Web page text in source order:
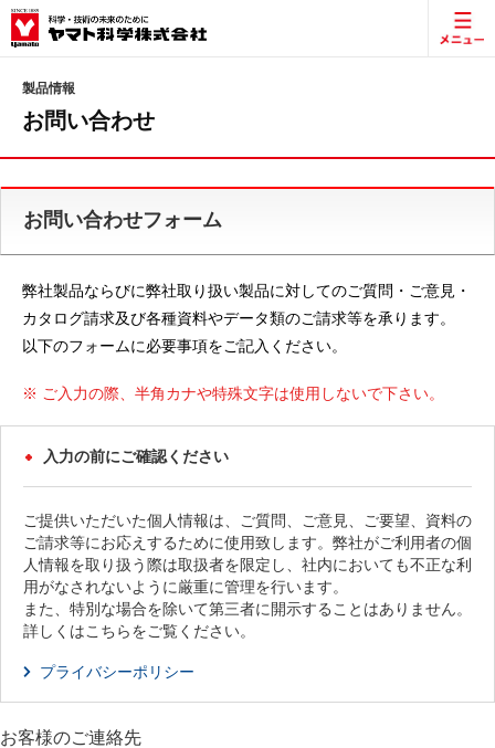
製品情報
お問い合わせ
お問い合わせフォーム
弊社製品ならびに弊社取り扱い製品に対してのご質問・ご意見・
カタログ請求及び各種資料やデータ類のご請求等を承ります。
以下のフォームに必要事項をご記入ください。
※ ご入力の際、半角カナや特殊文字は使用しないで下さい。
入力の前にご確認ください
ご提供いただいた個人情報は、ご質問、ご意見、ご要望、資料の
ご請求等にお応えするために使用致します。弊社がご利用者の個
人情報を取り扱う際は取扱者を限定し、社内においても不正な利
用がなされないように厳重に管理を行います。
また、特別な場合を除いて第三者に開示することはありません。
詳しくはこちらをご覧ください。
プライバシーポリシー
お客様のご連絡先